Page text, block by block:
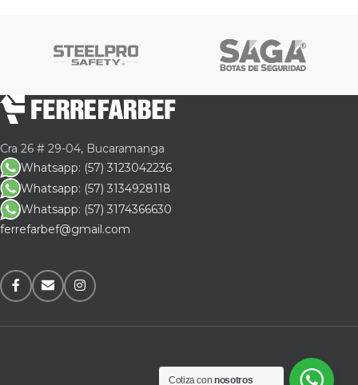
Cra 26 # 29-04, Bucaramanga
Whatsapp: (57) 3123042236
Whatsapp: (57) 3134928118
Whatsapp: (57) 3174366630
ferrefarbef@gmail.com
Cotiza connosotros